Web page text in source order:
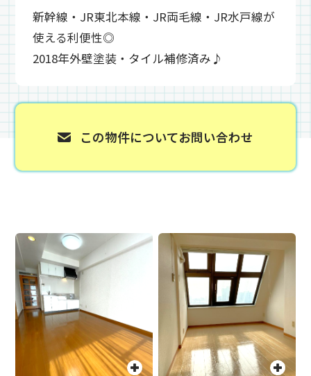
新幹線・JR東北本線・JR両毛線・JR水戸線が
使える利便性◎
2018年外壁塗装・タイル補修済み♪
この物件についてお問い合わせ